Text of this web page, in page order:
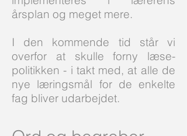
årsplan og meget mere.
I den kommende tid står vi
overfor at skulle forny læse-
politikken - i takt med, at alle de
nye læringsmål for de enkelte
fag bliver udarbejdet.